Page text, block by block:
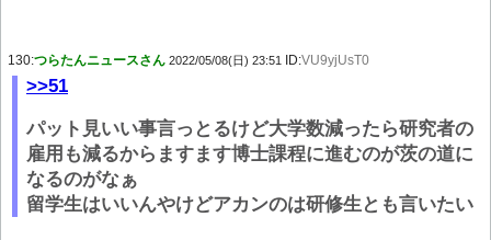
130:つらたんニュースさん 2022/05/08(日) 23:51 ID:VU9yjUsT0
>>51
パット見いい事言っとるけど大学数減ったら研究者の
雇用も減るからますます博士課程に進むのが茨の道に
なるのがなぁ
留学生はいいんやけどアカンのは研修生とも言いたい